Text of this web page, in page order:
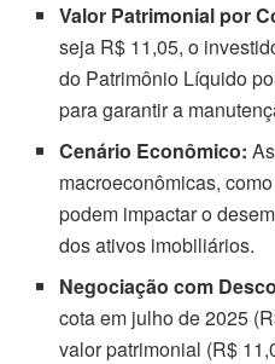
Valor Patrimonial por
seja R$ 11,05, o
do Patrimônio Líquido
para garantir a
Cenário Econômico:
macroeconômicas,
podem impactar o
dos ativos imobiliários.
Negociação com
cota em julho de 2025
valor patrimonial (R$